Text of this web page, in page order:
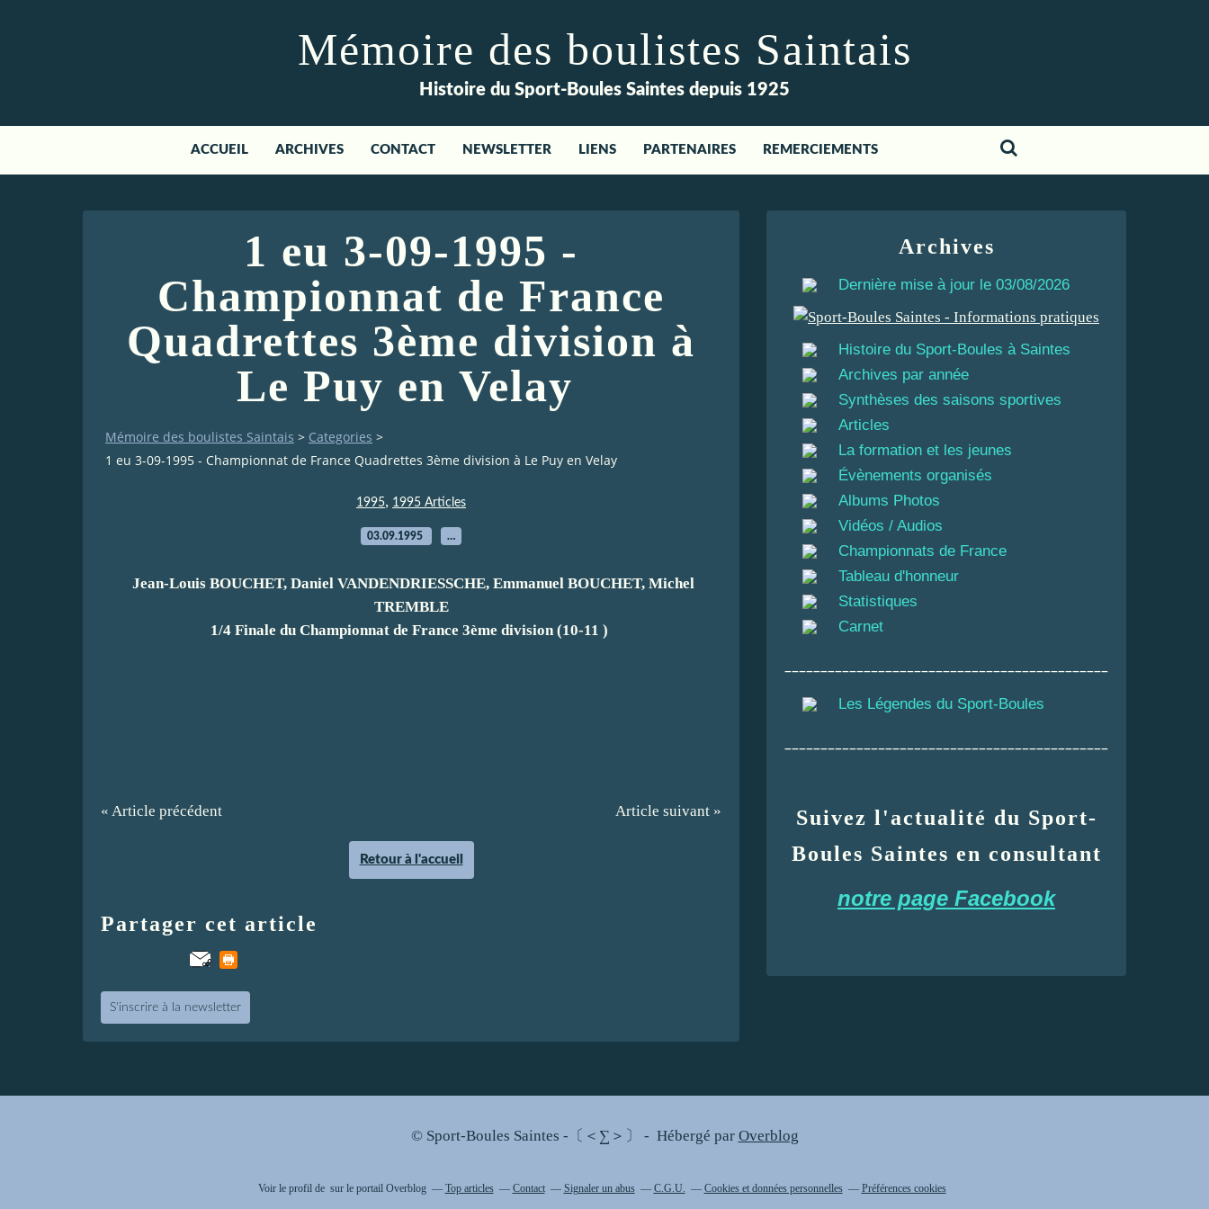
Mémoire des boulistes Saintais
Histoire du Sport-Boules Saintes depuis 1925
ACCUEIL ARCHIVES CONTACT NEWSLETTER LIENS PARTENAIRES REMERCIEMENTS
1 eu 3-09-1995 -
Championnat de France
Quadrettes 3ème division à
Le Puy en Velay
Mémoire des boulistes Saintais > Categories >
1 eu 3-09-1995 - Championnat de France Quadrettes 3ème division à Le Puy en Velay
1995, 1995 Articles
03.09.1995 …
Jean-Louis BOUCHET, Daniel VANDENDRIESSCHE, Emmanuel BOUCHET, Michel
TREMBLE
1/4 Finale du Championnat de France 3ème division (10-11 )
« Article précédent Article suivant »
Retour à l'accueil
Partager cet article
S'inscrire à la newsletter
Archives
Dernière mise à jour le 03/08/2026
Histoire du Sport-Boules à Saintes
Archives par année
Synthèses des saisons sportives
Articles
La formation et les jeunes
Évènements organisés
Albums Photos
Vidéos / Audios
Championnats de France
Tableau d'honneur
Statistiques
Carnet
Les Légendes du Sport-Boules
Suivez l'actualité du Sport-
Boules Saintes en consultant
notre page Facebook
© Sport-Boules Saintes -〔＜∑＞〕 - Hébergé par Overblog
Voir le profil de sur le portail Overblog Top articles Contact Signaler un abus C.G.U. Cookies et données personnelles Préférences cookies